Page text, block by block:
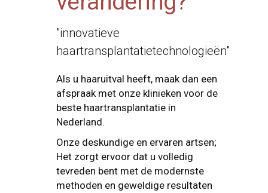
"innovatieve
haartransplantatietechnologieën"
Als u haaruitval heeft, maak dan een
afspraak met onze klinieken voor de
beste haartransplantatie in
Nederland.
Onze deskundige en ervaren artsen;
Het zorgt ervoor dat u volledig
tevreden bent met de modernste
methoden en geweldige resultaten